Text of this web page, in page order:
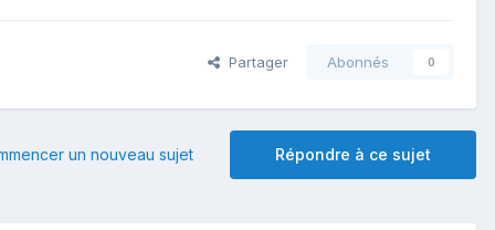
Partager Abonnés 0
Répondre à ce sujet
un nouveau sujet